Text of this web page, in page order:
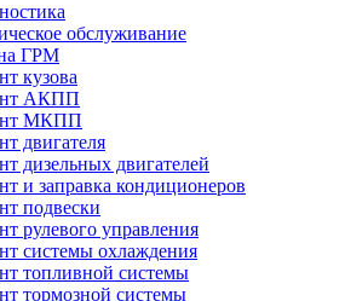
обслуживание
ГРМ
кузова
АКПП
МКПП
двигателя
дизельных двигателей
и заправка кондиционеров
подвески
рулевого управления
системы охлаждения
топливной системы
тормозной системы